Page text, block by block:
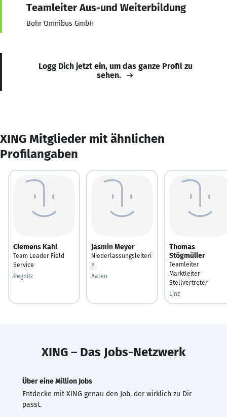
Teamleiter Aus-und Weiterbildung
Bohr Omnibus GmbH
Logg Dich jetzt ein, um das ganze Profil zu
sehen.
XING Mitglieder mit ähnlichen
Profilangaben
Clemens Kahl
Team Leader Field
Service
Pegnitz
Jasmin Meyer
Niederlassungsleiteri
n
Aalen
Thomas
Stögmüller
Teamleiter
Marktleiter
Stellvertreter
Linz
XING – Das Jobs-Netzwerk
Über eine Million Jobs
Entdecke mit XING genau den Job, der wirklich zu Dir
passt.